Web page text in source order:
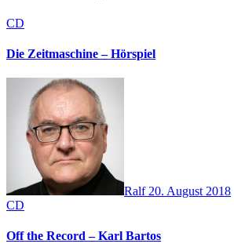
CD
Die Zeitmaschine – Hörspiel
Ralf 20. August 2018
CD
Off the Record – Karl Bartos